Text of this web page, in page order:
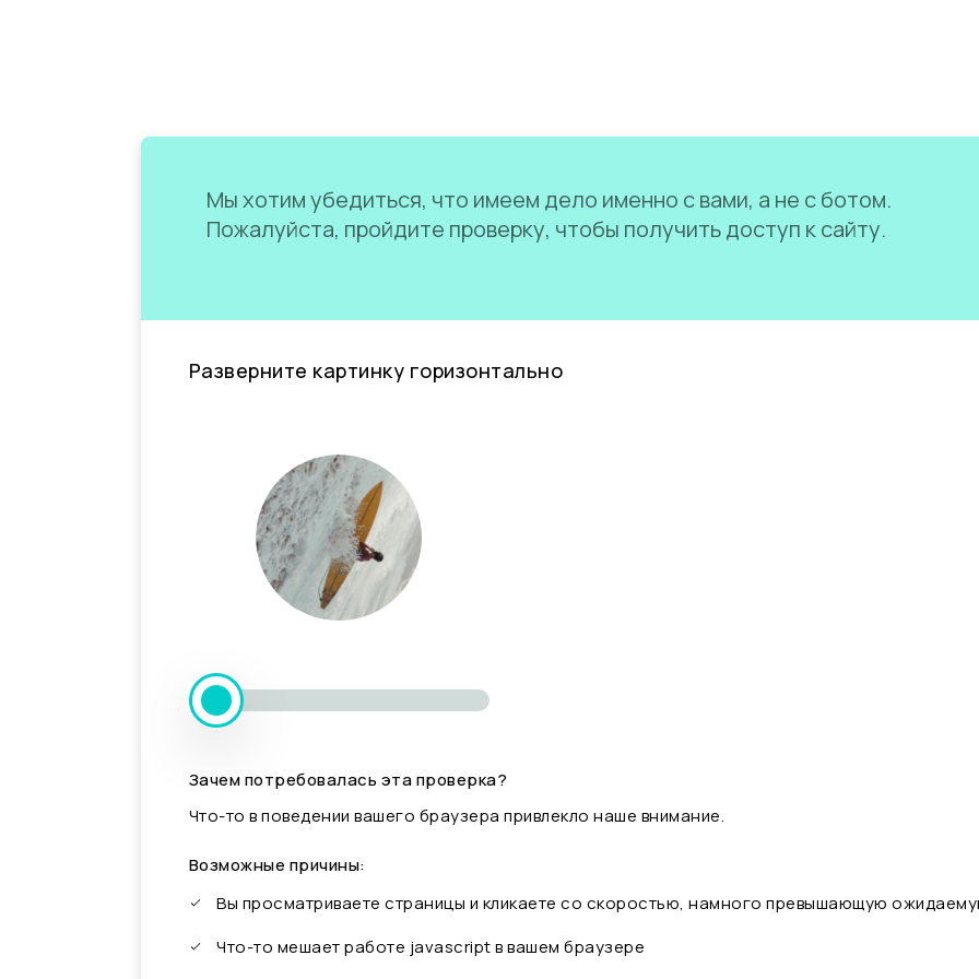
Мы хотим убедиться, что имеем дело именно с вами, а не с ботом.
Пожалуйста, пройдите проверку, чтобы получить доступ к сайту.
Разверните картинку горизонтально
Зачем потребовалась эта проверка?
Что-то в поведении вашего браузера привлекло наше внимание.
Возможные причины:
Вы просматриваете страницы и кликаете со скоростью, намного превышающую
Что-то мешает работе javascript в вашем браузере